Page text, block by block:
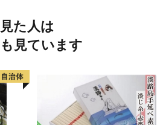
た人は
見ています